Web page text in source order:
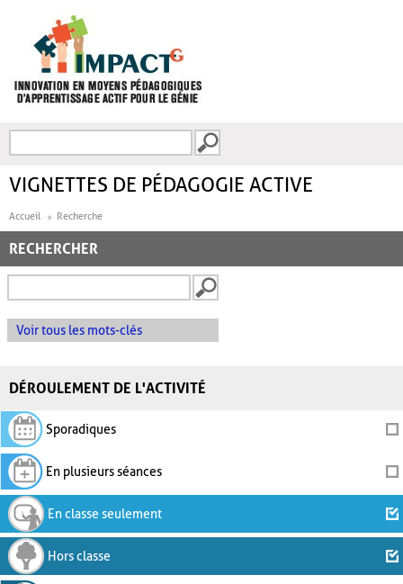
FORMULAIRE DE
VIGNETTES DE PÉDAGOGIE ACTIVE
Accueil Recherche
RECHERCHER
Voir tous les mots-clés
DÉROULEMENT DE L'ACTIVITÉ
Sporadiques
En plusieurs séances
En classe seulement
Hors classe